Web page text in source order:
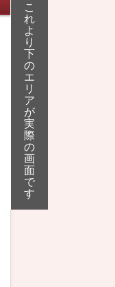
こ
れ
よ
り
下
の
エ
リ
ア
が
実
際
の
画
面
で
す